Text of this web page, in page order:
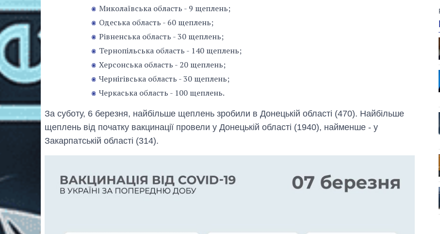
Миколаївська область - 9 щеплень;
Одеська область - 60 щеплень;
Рівненська область - 30 щеплень;
Тернопільська область - 140 щеплень;
Херсонська область - 20 щеплень;
Чернігівська область - 30 щеплень;
Черкаська область - 100 щеплень.
За суботу, 6 березня, найбільше щеплень зробили в Донецькій області (470). Найбільше
щеплень від початку вакцинації провели у Донецькій області (1940), найменше - у
Закарпатській області (314).